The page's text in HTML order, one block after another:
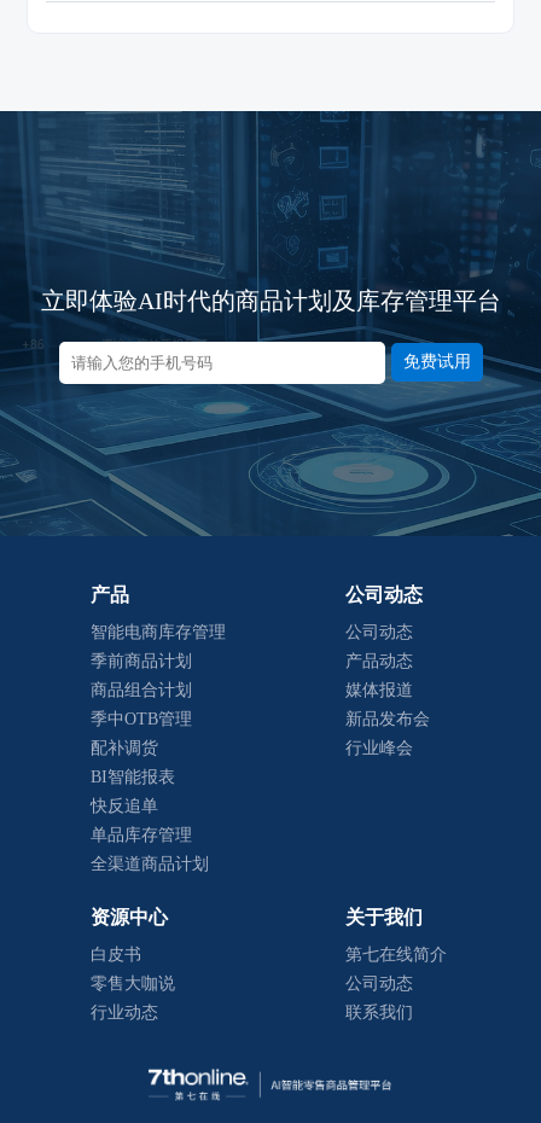
立即体验AI时代的商品计划及库存管理平台
免费试用
产品
智能电商库存管理
季前商品计划
商品组合计划
季中OTB管理
配补调货
BI智能报表
快反追单
单品库存管理
全渠道商品计划
公司动态
公司动态
产品动态
媒体报道
新品发布会
行业峰会
资源中心
白皮书
零售大咖说
行业动态
关于我们
第七在线简介
公司动态
联系我们